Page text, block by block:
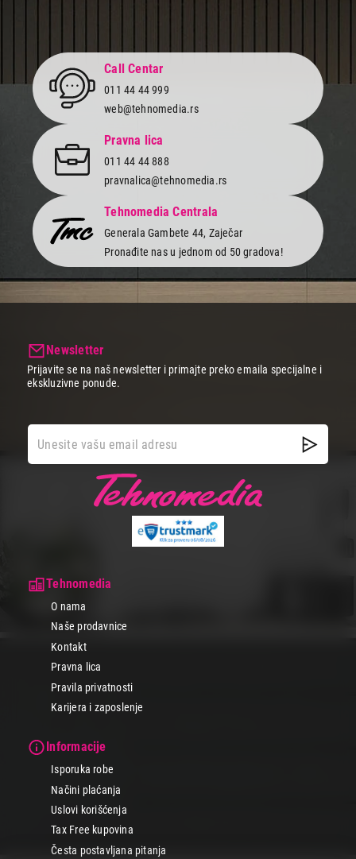
Call Centar
011 44 44 999
web@tehnomedia.rs
Pravna lica
011 44 44 888
pravnalica@tehnomedia.rs
Tehnomedia Centrala
Generala Gambete 44, Zaječar
Pronađite nas u jednom od 50 gradova!
Tehnomedia
O nama
Naše prodavnice
Kontakt
Pravna lica
Pravila privatnosti
Karijera i zaposlenje
Informacije
Isporuka robe
Načini plaćanja
Uslovi korišćenja
Tax Free kupovina
Česta postavljana pitanja
Newsletter
Prijavite se na naš newsletter i primajte preko emaila specijalne i
ekskluzivne ponude.